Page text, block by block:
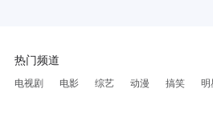
热门频道
电视剧 电影 综艺 动漫 搞笑 明